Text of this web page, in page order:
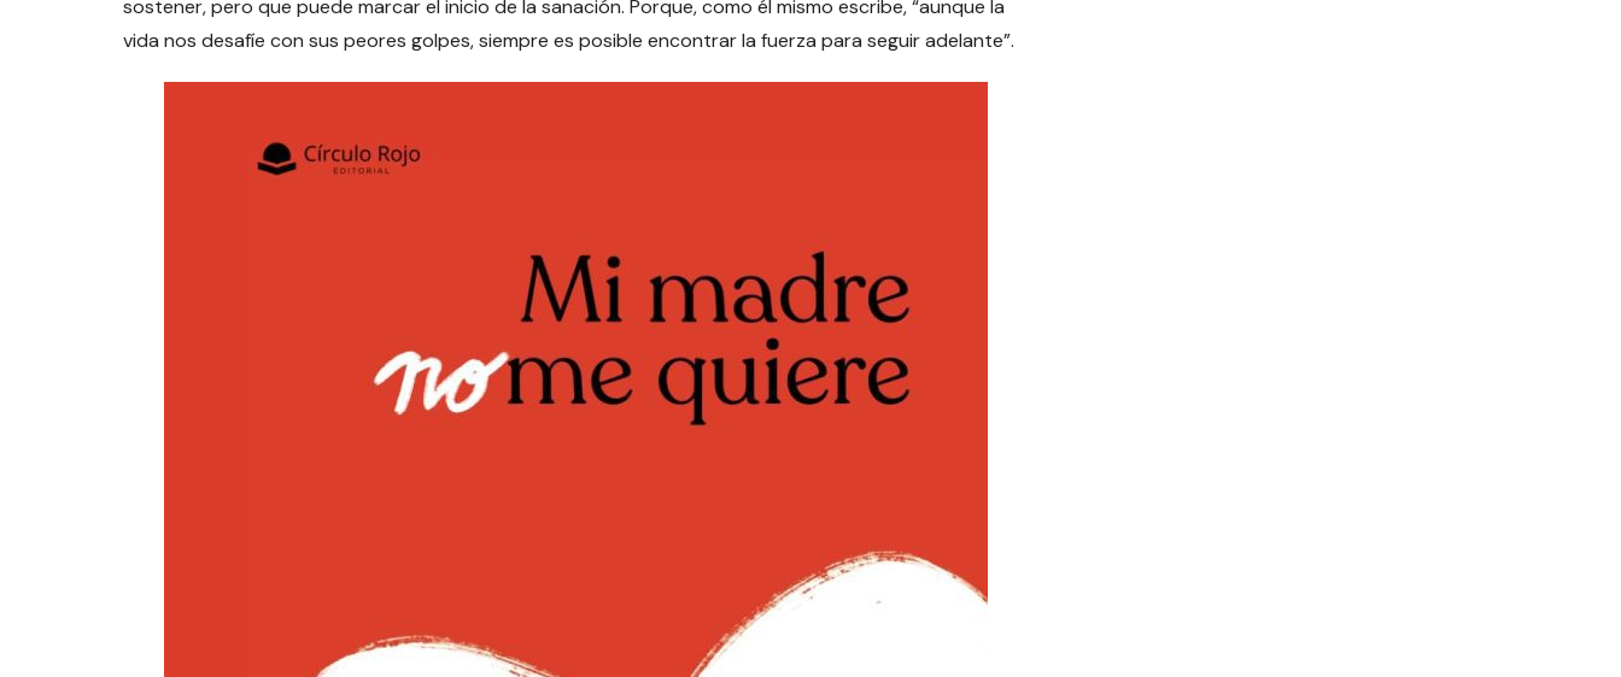
sostener, pero que puede marcar el inicio de la sanación. Porque, como él mismo escribe, “aunque la
vida nos desafíe con sus peores golpes, siempre es posible encontrar la fuerza para seguir adelante”.